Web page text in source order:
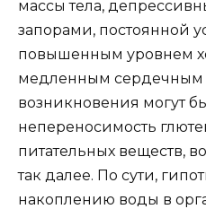
массы тела,
запорами, постоянной
повышенным уровнем
медленным сердечным
возникновения могут
непереносимость
питательных веществ,
так далее. По сути,
накоплению воды в